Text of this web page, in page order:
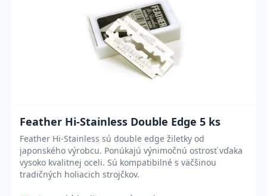
Feather Hi-Stainless Double Edge 5 ks
Feather Hi-Stainless sú double edge žiletky od
japonského výrobcu. Ponúkajú výnimočnú ostrosť vďaka
vysoko kvalitnej oceli. Sú kompatibilné s väčšinou
tradičných holiacich strojčkov.